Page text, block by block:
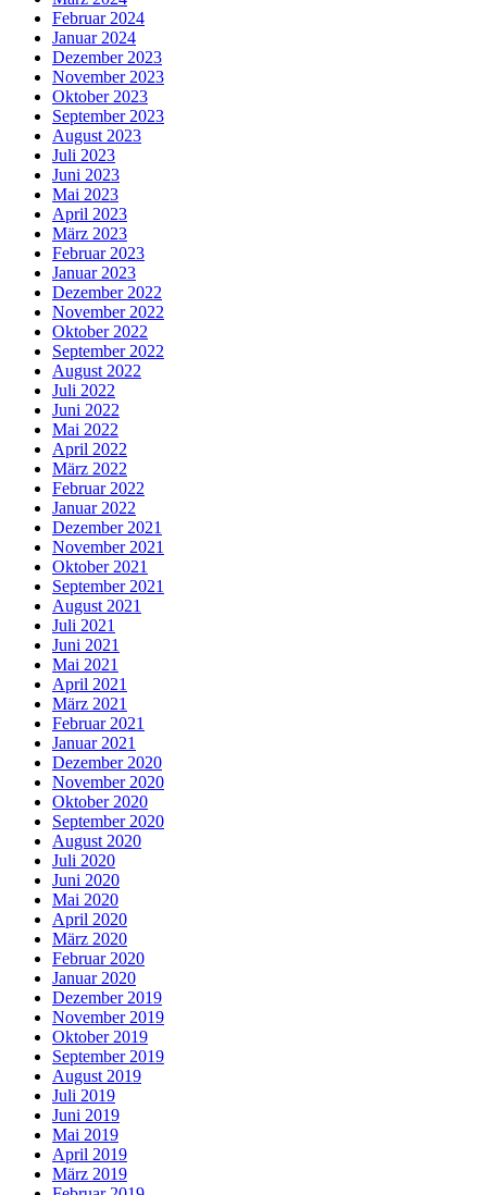
Februar 2024
Januar 2024
Dezember 2023
November 2023
Oktober 2023
September 2023
August 2023
Juli 2023
Juni 2023
Mai 2023
April 2023
März 2023
Februar 2023
Januar 2023
Dezember 2022
November 2022
Oktober 2022
September 2022
August 2022
Juli 2022
Juni 2022
Mai 2022
April 2022
März 2022
Februar 2022
Januar 2022
Dezember 2021
November 2021
Oktober 2021
September 2021
August 2021
Juli 2021
Juni 2021
Mai 2021
April 2021
März 2021
Februar 2021
Januar 2021
Dezember 2020
November 2020
Oktober 2020
September 2020
August 2020
Juli 2020
Juni 2020
Mai 2020
April 2020
März 2020
Februar 2020
Januar 2020
Dezember 2019
November 2019
Oktober 2019
September 2019
August 2019
Juli 2019
Juni 2019
Mai 2019
April 2019
März 2019